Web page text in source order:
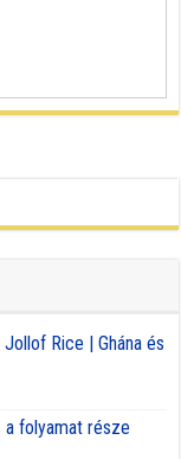
Rice | Ghána és
a folyamat része